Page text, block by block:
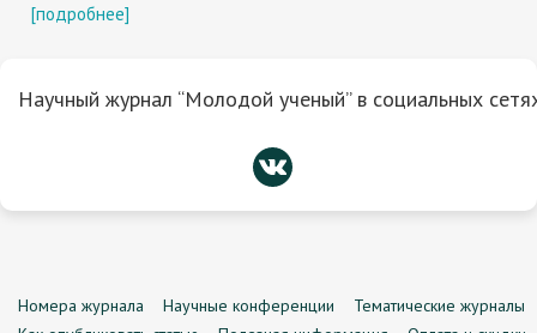
[подробнее]
Научный журнал “Молодой ученый” в социальных
Номера журнала Научные конференции
Тематические журналы